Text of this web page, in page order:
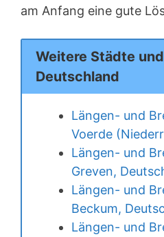
am Anfang eine gute
Weitere Städte
Deutschland
Längen- und
Voerde
Längen- und
Greven,
Längen- und
Beckum,
Längen- und